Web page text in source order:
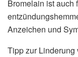
Bromelain ist auch
Anzeichen und
Tipp zur Linderung